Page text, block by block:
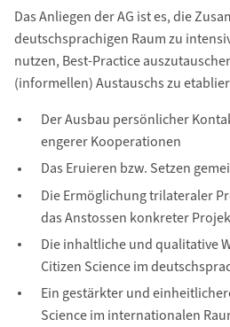
Das Anliegen der AG ist es, die
deutschsprachigen Raum zu
nutzen, Best-Practice
(informellen) Austauschs zu
Der Ausbau persönlicher
engerer Kooperationen
Das Eruieren bzw. Setzen
Die Ermöglichung trilateraler
das Anstossen konkreter
Die inhaltliche und qualitative
Citizen Science im
Ein gestärkter und
Science im internationalen